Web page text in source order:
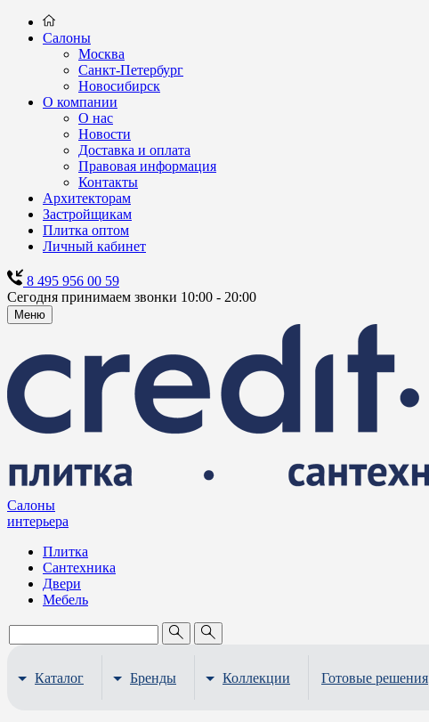
Салоны
Москва
Санкт-Петербург
Новосибирск
О компании
О нас
Новости
Доставка и оплата
Правовая информация
Контакты
Архитекторам
Застройщикам
Плитка оптом
Личный кабинет
8 495 956 00 59
Сегодня принимаем звонки 10:00 - 20:00
Меню
Салоны
интерьера
Плитка
Сантехника
Двери
Мебель
Каталог Бренды Коллекции Готовые решения